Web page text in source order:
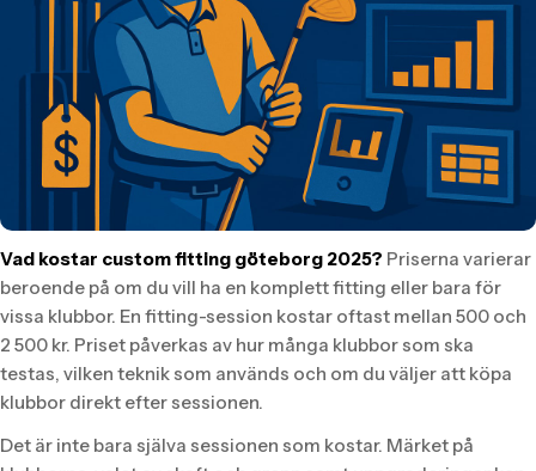
Vad kostar custom fitting göteborg 2025? Priserna varierar
beroende på om du vill ha en komplett fitting eller bara för
vissa klubbor. En fitting-session kostar oftast mellan 500 och
2 500 kr. Priset påverkas av hur många klubbor som ska
testas, vilken teknik som används och om du väljer att köpa
klubbor direkt efter sessionen.
Det är inte bara själva sessionen som kostar. Märket på